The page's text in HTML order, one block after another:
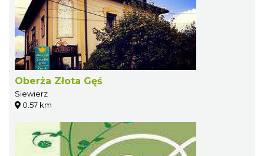
Oberża Złota Gęś
Siewierz
0.57 km